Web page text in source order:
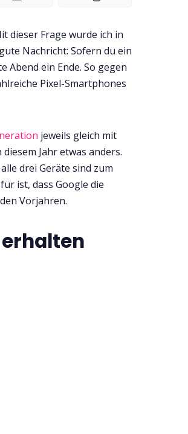
dieser Frage wurde ich in
Nachricht: Sofern du ein
Abend ein Ende. So gegen
Pixel-Smartphones
jeweils gleich mit
Jahr etwas anders.
drei Geräte sind zum
ist, dass Google die
Vorjahren.
erhalten